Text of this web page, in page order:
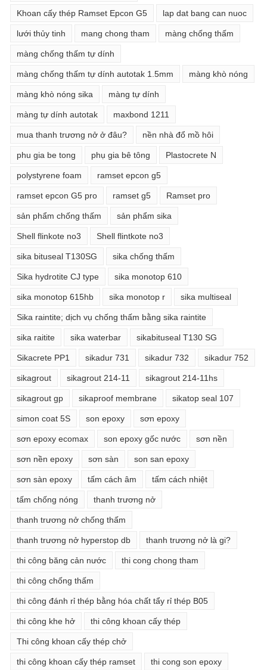
Khoan cấy thép Ramset Epcon G5 lap dat bang can nuoc
lưới thủy tinh mang chong tham màng chống thấm
màng chống thấm tự dính
màng chống thấm tự dính autotak 1.5mm màng khò nóng
màng khò nóng sika màng tự dính
màng tự dính autotak maxbond 1211
mua thanh trương nở ở đâu? nền nhà đổ mồ hôi
phu gia be tong phụ gia bê tông Plastocrete N
polystyrene foam ramset epcon g5
ramset epcon G5 pro ramset g5 Ramset pro
sản phẩm chống thấm sản phẩm sika
Shell flinkote no3 Shell flintkote no3
sika bituseal T130SG sika chống thấm
Sika hydrotite CJ type sika monotop 610
sika monotop 615hb sika monotop r sika multiseal
Sika raintite; dịch vụ chống thấm bằng sika raintite
sika raitite sika waterbar sikabituseal T130 SG
Sikacrete PP1 sikadur 731 sikadur 732 sikadur 752
sikagrout sikagrout 214-11 sikagrout 214-11hs
sikagrout gp sikaproof membrane sikatop seal 107
simon coat 5S son epoxy sơn epoxy
sơn epoxy ecomax son epoxy gốc nước sơn nền
sơn nền epoxy sơn sàn son san epoxy
sơn sàn epoxy tấm cách âm tấm cách nhiệt
tấm chống nóng thanh trương nở
thanh trương nở chống thấm
thanh trương nở hyperstop db thanh trương nở là gi?
thi công băng cản nước thi cong chong tham
thi công chống thấm
thi công đánh rỉ thép bằng hóa chất tẩy rỉ thép B05
thi công khe hở thi công khoan cấy thép
Thi công khoan cấy thép chở
thi công khoan cấy thép ramset thi cong son epoxy